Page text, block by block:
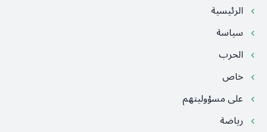
الرئيسية
سياسة
الحرب
خاص
على مسؤوليتهم
رياضة